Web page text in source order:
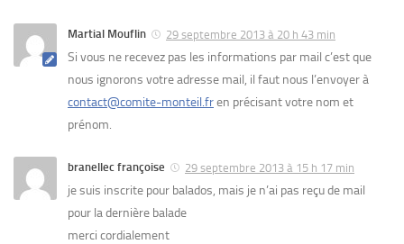
Martial Mouflin 29 septembre 2013 à 20 h 43 min
Si vous ne recevez pas les informations par mail c’est que
nous ignorons votre adresse mail, il faut nous l’envoyer à
contact@comite-monteil.fren précisant votre nom et
prénom.
branellec françoise 29 septembre 2013 à 15 h 17 min
je suis inscrite pour balados, mais je n’ai pas reçu de mail
pour la dernière balade
merci cordialement